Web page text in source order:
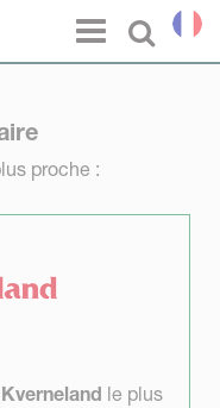
Select
Menu
proche :
Kverneland le plus